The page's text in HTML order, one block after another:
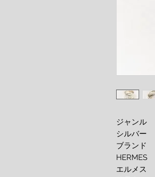
ジャンル
シルバー
ブランド
HERMES
エルメス